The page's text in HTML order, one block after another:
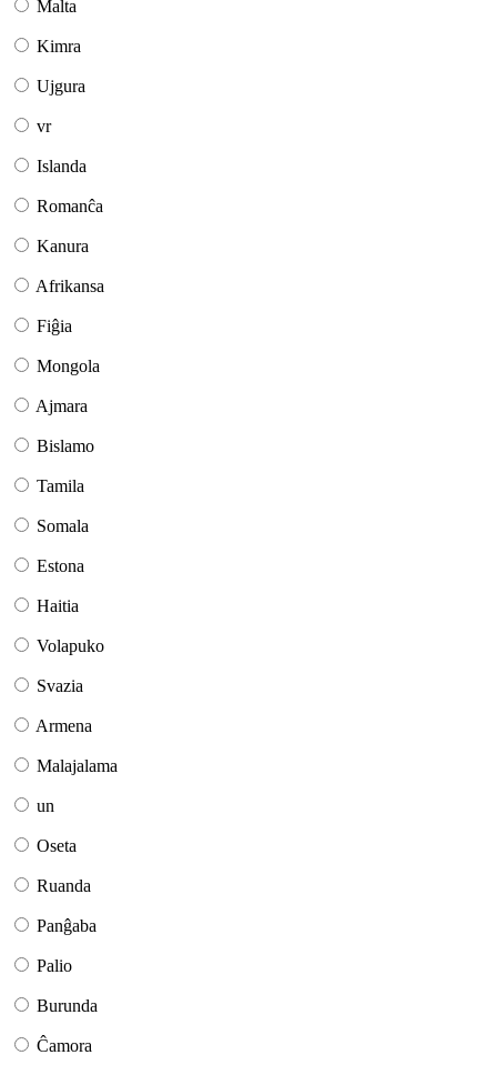
Malta
Kimra
Ujgura
vr
Islanda
Romanĉa
Kanura
Afrikansa
Fiĝia
Mongola
Ajmara
Bislamo
Tamila
Somala
Estona
Haitia
Volapuko
Svazia
Armena
Malajalama
un
Oseta
Ruanda
Panĝaba
Palio
Burunda
Ĉamora